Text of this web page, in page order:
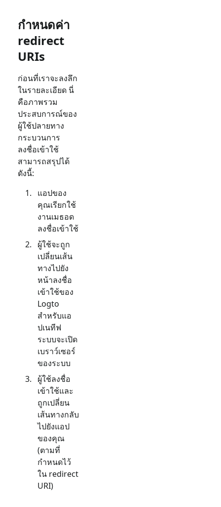
กำหนดค่า
redirect
URIs
ก่อนที่เราจะลงลึก
ในรายละเอียด นี่
คือภาพรวม
ประสบการณ์ของ
ผู้ใช้ปลายทาง
กระบวนการ
ลงชื่อเข้าใช้
สามารถสรุปได้
ดังนี้:
แอปของ
คุณเรียกใช้
งานเมธอด
ลงชื่อเข้าใช้
ผู้ใช้จะถูก
เปลี่ยนเส้น
ทางไปยัง
หน้าลงชื่อ
เข้าใช้ของ
Logto
สำหรับแอ
ปเนทีฟ
ระบบจะเปิด
เบราว์เซอร์
ของระบบ
ผู้ใช้ลงชื่อ
เข้าใช้และ
ถูกเปลี่ยน
เส้นทางกลับ
ไปยังแอป
ของคุณ
(ตามที่
กำหนดไว้
ใน redirect
URI)